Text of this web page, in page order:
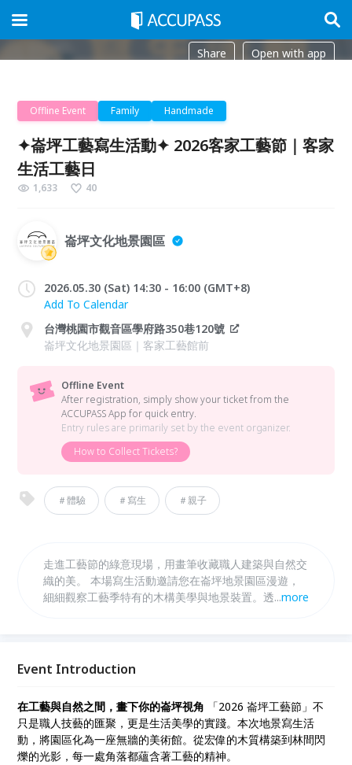
Share Open with app
Offline Event Family Handmade
✦崙坪工藝寫生活動✦ 2026客家工藝節｜客家
生活工藝日
1,633 40
崙坪文化地景園區
2026.05.30 (Sat) 14:30 - 16:00 (GMT+8)
Add To Calendar
台灣桃園市觀音區學府路350巷120號
崙坪文化地景園區｜客家工藝館前
Offline Event
After registration, simply show your ticket from the
ACCUPASS App for quick entry.
Entry rules are primarily set by the event organizer.
How to Collect Tickets?
＃體驗 ＃寫生 ＃親子
走進工藝節的綠意現場，用畫筆收藏職人建築與自然交
織的美。 本場寫生活動邀請您在崙坪地景園區漫遊，
細細觀察工藝季特有的木構美學與地景裝置。透過寫
...more
Event Introduction
在工藝與自然之間，畫下你的崙坪視角 「2026 崙坪工藝節」不
只是職人技藝的匯聚，更是生活美學的實踐。本次地景寫生活
動，將園區化為一座無牆的美術館。從宏偉的木質構築到林間閃
爍的光影，每一處角落都蘊含著工藝的精神。